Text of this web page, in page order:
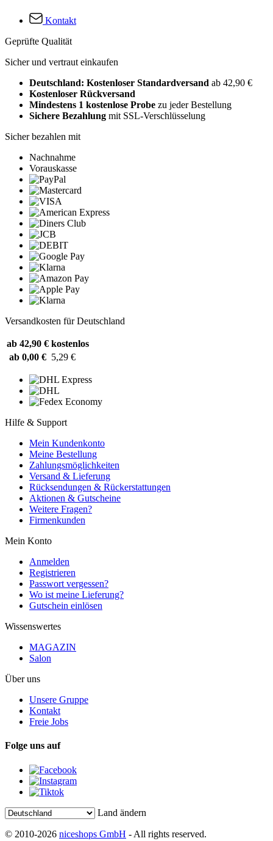
Kontakt
Geprüfte Qualität
Sicher und vertraut einkaufen
Deutschland: Kostenloser Standardversand ab 42,90 €
Kostenloser Rückversand
Mindestens 1 kostenlose Probe zu jeder Bestellung
Sichere Bezahlung mit SSL-Verschlüsselung
Sicher bezahlen mit
Nachnahme
Vorauskasse
Versandkosten für Deutschland
ab 42,90 € kostenlos
ab 0,00 € 5,29 €
Hilfe & Support
Mein Kundenkonto
Meine Bestellung
Zahlungsmöglichkeiten
Versand & Lieferung
Rücksendungen & Rückerstattungen
Aktionen & Gutscheine
Weitere Fragen?
Firmenkunden
Mein Konto
Anmelden
Registrieren
Passwort vergessen?
Wo ist meine Lieferung?
Gutschein einlösen
Wissenswertes
MAGAZIN
Salon
Über uns
Unsere Gruppe
Kontakt
Freie Jobs
Folge uns auf
Land ändern
© 2010-2026 niceshops GmbH - All rights reserved.